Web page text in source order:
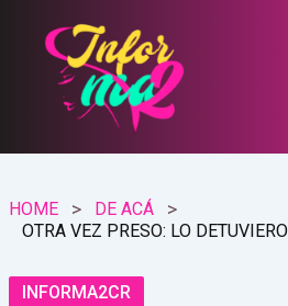
contenido
HOME
DE ACÁ
INFORMA2CR